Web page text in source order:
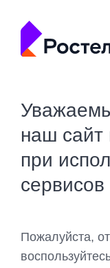
наш сайт
при
сервисов
Пожалуйста,